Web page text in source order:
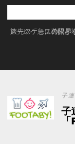
Skip
content
旅先の「急に荷物が
スーツケースの限界
子
子